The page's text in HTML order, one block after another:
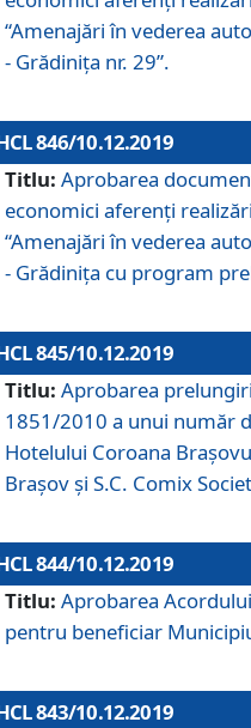
“Amenajări în vederea
- Grădinița nr. 29”.
846/10.12.2019
Titlu: Aprobarea
economici aferenți
“Amenajări în vederea
- Grădinița cu program
845/10.12.2019
Titlu: Aprobarea
1851/2010 a unui număr
Hotelului Coroana
Braşov şi S.C. Comix
844/10.12.2019
Titlu: Aprobarea
pentru beneficiar
843/10.12.2019